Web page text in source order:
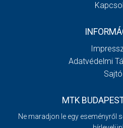
Adatvédelmi
Sajtó
MTK
Ne maradjon le egy eseményről